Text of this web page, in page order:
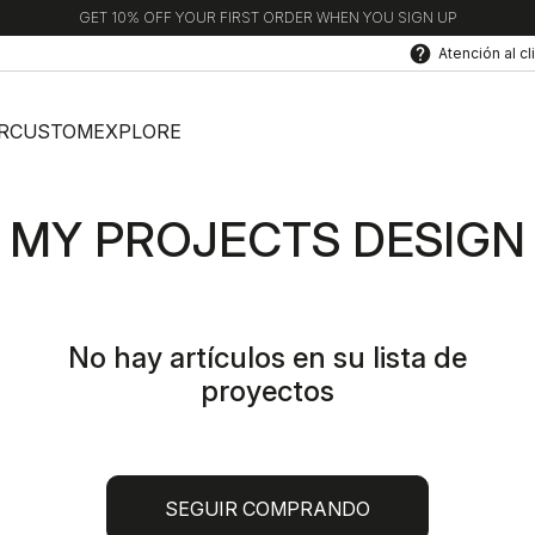
GET 10% OFF YOUR FIRST ORDER WHEN YOU SIGN UP
help Atención al
CUSTOMEXPLORE
MY PROJECTS DESIGN
No hay artículos en su lista de
proyectos
SEGUIR COMPRANDO